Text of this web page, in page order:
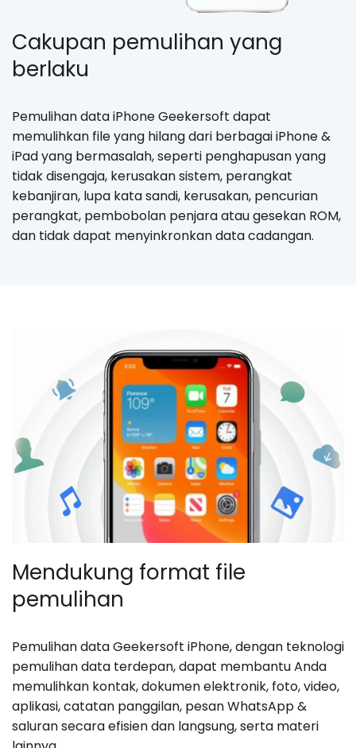
Cakupan pemulihan yang
berlaku
Pemulihan data iPhone Geekersoft dapat
memulihkan file yang hilang dari berbagai iPhone &
iPad yang bermasalah, seperti penghapusan yang
tidak disengaja, kerusakan sistem, perangkat
kebanjiran, lupa kata sandi, kerusakan, pencurian
perangkat, pembobolan penjara atau gesekan ROM,
dan tidak dapat menyinkronkan data cadangan.
Mendukung format file
pemulihan
Pemulihan data Geekersoft iPhone, dengan teknologi
pemulihan data terdepan, dapat membantu Anda
memulihkan kontak, dokumen elektronik, foto, video,
aplikasi, catatan panggilan, pesan WhatsApp &
saluran secara efisien dan langsung, serta materi